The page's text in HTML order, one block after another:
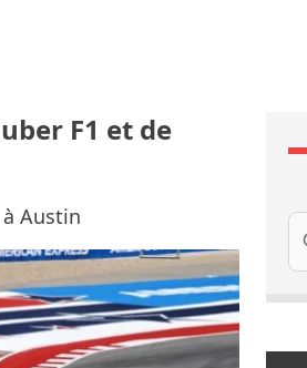
F1 et de
Austin